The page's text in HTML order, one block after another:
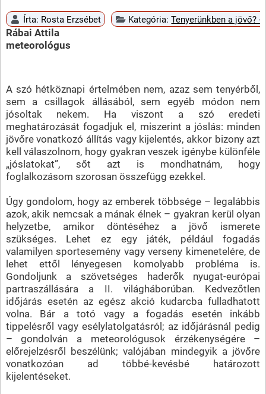
Írta: Rosta Erzsébet Kategória:Tenyerünkben a jövő? -
Rábai Attila
meteorológus
A szó hétköznapi értelmében nem, azaz sem tenyérből,
sem a csillagok állásából, sem egyéb módon nem
jósoltak nekem. Ha viszont a szó eredeti
meghatározását fogadjuk el, miszerint a jóslás: minden
jövőre vonatkozó állítás vagy kijelentés, akkor bizony azt
kell válaszolnom, hogy gyakran veszek igénybe különféle
„jóslatokat”, sőt azt is mondhatnám, hogy
foglalkozásom szorosan összefügg ezekkel.
Úgy gondolom, hogy az emberek többsége – legalábbis
azok, akik nemcsak a mának élnek – gyakran kerül olyan
helyzetbe, amikor döntéséhez a jövő ismerete
szükséges. Lehet ez egy játék, például fogadás
valamilyen sportesemény vagy verseny kimenetelére, de
lehet ettől lényegesen komolyabb probléma is.
Gondoljunk a szövetséges haderők nyugat-európai
partraszállására a II. világháborúban. Kedvezőtlen
időjárás esetén az egész akció kudarcba fulladhatott
volna. Bár a totó vagy a fogadás esetén inkább
tippelésről vagy esélylatolgatásról; az időjárásnál pedig
– gondolván a meteorológusok érzékenységére –
előrejelzésről beszélünk; valójában mindegyik a jövőre
vonatkozóan ad többé-kevésbé határozott
kijelentéseket.